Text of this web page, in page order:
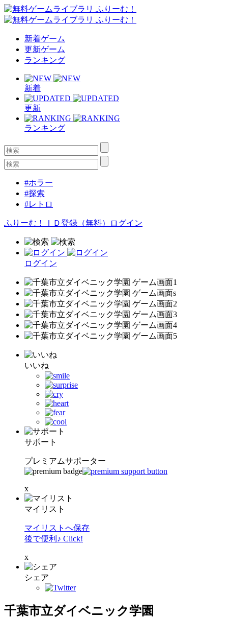
新着ゲーム
更新ゲーム
ランキング
新着
更新
ランキング
#ホラー
#探索
#レトロ
ふりーむ！ＩＤ登録（無料） ログイン
ログイン
いいね
サポート
プレミアムサポーター
x
マイリスト
マイリストへ保存
後で便利♪ Click!
x
シェア
千葉市立ダイベニック学園